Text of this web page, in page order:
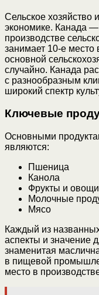
Сельское хозяйство
экономике. Канада
производстве
занимает 10-е
основной
случайно. Канада
с разнообразным
широкий спектр
Ключевые
Основными
являются:
Пшеница
Канола
Фрукты и овощи
Молочные
Мясо
Каждый из
аспекты и значение
знаменитая
в пищевой
место в